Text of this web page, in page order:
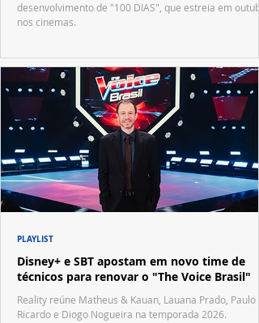
desenvolvimento de "100 DIAS", que estreia em
nos cinemas.
Disney+ e SBT apostam em novo time de
técnicos para renovar o "The Voice Brasil"
Reality reúne Matheus & Kauan, Lauana Prado, Paulo
Ricardo e Diogo Nogueira na temporada 2026.
PLAYLIST